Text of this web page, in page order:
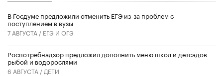
В Госдуме предложили отменить ЕГЭ из-за проблем с
поступлением в вузы
7 АВГУСТА / ЕГЭ И ОГЭ
Роспотребнадзор предложил дополнить меню школ и детсадов
рыбой и водорослями
6 АВГУСТА / ДЕТИ